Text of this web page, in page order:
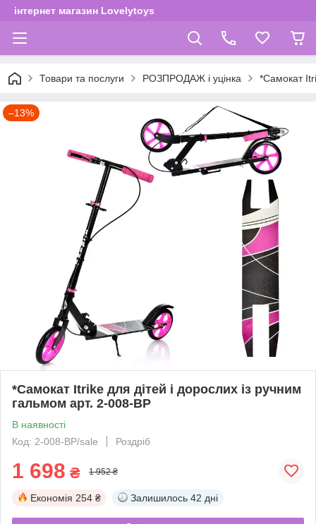
інтернет магазин Lovelytoys
Товари та послуги РОЗПРОДАЖ і уцінка *Самокат
–13%
*Самокат Itrike для дітей і дорослих із ручним
гальмом арт. 2-008-BP
В наявності
Код: 2-008-BP/sale
Роздріб
1 698 ₴ 1 952 ₴
Економія 254 ₴ Залишилось 42 дні